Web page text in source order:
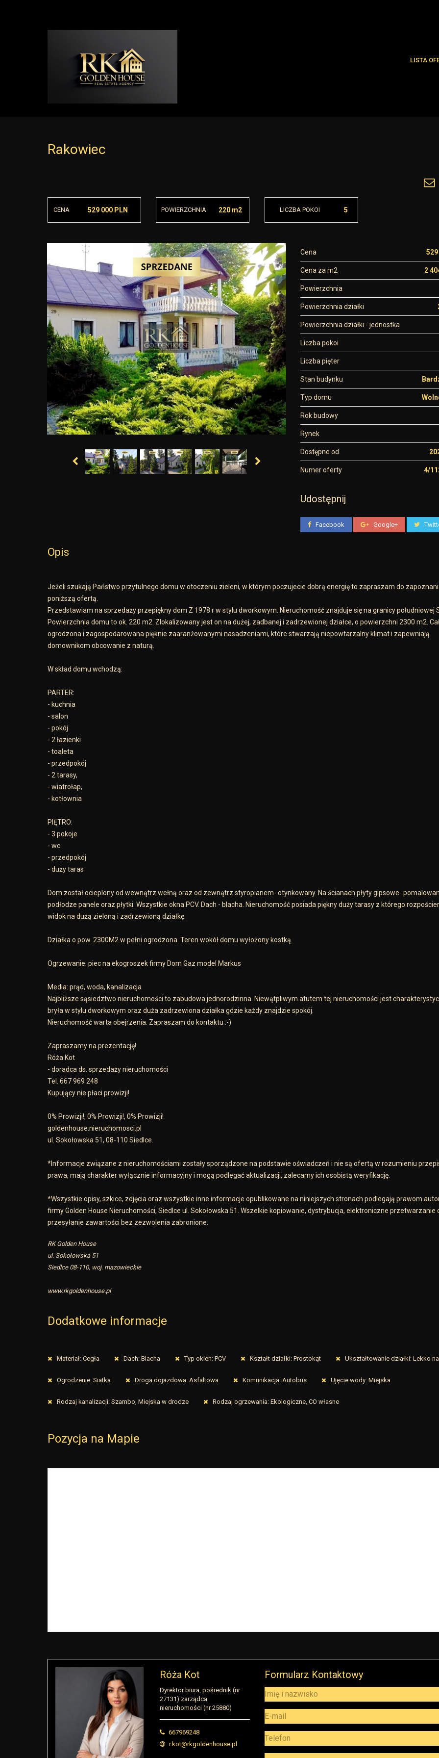
LISTA
Rakowiec
CENA 529 000 PLN POWIERZCHNIA 220 m2 LICZBA POKOI 5
Cena 529
Cena za m2 2
Powierzchnia
Powierzchnia działki
Powierzchnia działki - jednostka
Liczba pokoi
Liczba pięter
Stan budynku
Typ domu
Rok budowy
Rynek
Dostępne od
Numer oferty 4/
Udostępnij
Facebook Google+
Opis
Jeżeli szukają Państwo przytulnego domu w otoczeniu zieleni, w którym poczujecie dobrą energię to zapraszam do
poniższą ofertą.
Przedstawiam na sprzedaży przepiękny dom Z 1978 r w stylu dworkowym. Nieruchomość znajduje się na granicy południowej
Powierzchnia domu to ok. 220 m2. Zlokalizowany jest on na dużej, zadbanej i zadrzewionej działce, o powierzchni 2300 m2.
ogrodzona i zagospodarowana pięknie zaaranżowanymi nasadzeniami, które stwarzają niepowtarzalny klimat i zapewniają
domownikom obcowanie z naturą.
W skład domu wchodzą:
PARTER:
- kuchnia
- salon
- pokój
- 2 łazienki
- toaleta
- przedpokój
- 2 tarasy,
- wiatrołap,
- kotłownia
PIĘTRO:
- 3 pokoje
- wc
- przedpokój
- duży taras
Dom został ocieplony od wewnątrz wełną oraz od zewnątrz styropianem- otynkowany. Na ścianach płyty gipsowe-
podłodze panele oraz płytki. Wszystkie okna PCV. Dach - blacha. Nieruchomość posiada piękny duży tarasy z którego
widok na dużą zieloną i zadrzewioną działkę.
Działka o pow. 2300M2 w pełni ogrodzona. Teren wokół domu wyłożony kostką.
Ogrzewanie: piec na ekogroszek firmy Dom Gaz model Markus
Media: prąd, woda, kanalizacja
Najbliższe sąsiedztwo nieruchomości to zabudowa jednorodzinna. Niewątpliwym atutem tej nieruchomości jest
bryła w stylu dworkowym oraz duża zadrzewiona działka gdzie każdy znajdzie spokój.
Nieruchomość warta obejrzenia. Zapraszam do kontaktu :-)
Zapraszamy na prezentację!
Róża Kot
- doradca ds. sprzedaży nieruchomości
Tel. 667 969 248
Kupujący nie płaci prowizji!
0% Prowizji!, 0% Prowizji!, 0% Prowizji!
goldenhouse.nieruchomosci.pl
ul. Sokołowska 51, 08-110 Siedlce.
*Informacje związane z nieruchomościami zostały sporządzone na podstawie oświadczeń i nie są ofertą w rozumieniu
prawa, mają charakter wyłącznie informacyjny i mogą podlegać aktualizacji, zalecamy ich osobistą weryfikację.
*Wszystkie opisy, szkice, zdjęcia oraz wszystkie inne informacje opublikowane na niniejszych stronach podlegają prawom
firmy Golden House Nieruchomości, Siedlce ul. Sokołowska 51. Wszelkie kopiowanie, dystrybucja, elektroniczne przetwarzanie
przesyłanie zawartości bez zezwolenia zabronione.
RK Golden House
ul. Sokołowska 51
Siedlce 08-110, woj. mazowieckie
www.rkgoldenhouse.pl
Dodatkowe informacje
Materiał: Cegła Dach: Blacha Typ okien: PCV Kształt działki: Prostokąt Ukształtowanie działki: Lekko
Ogrodzenie: Siatka Droga dojazdowa: Asfaltowa Komunikacja: Autobus Ujęcie wody: Miejska
Rodzaj kanalizacji: Szambo, Miejska w drodze Rodzaj ogrzewania: Ekologiczne, CO własne
Pozycja na Mapie
Róża Kot
Dyrektor biura, pośrednik (nr
27131) zarządca
nieruchomości (nr 25880)
667969248
r.kot@rkgoldenhouse.pl
Formularz Kontaktowy